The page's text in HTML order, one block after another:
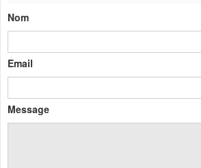
Nom
Email
Message